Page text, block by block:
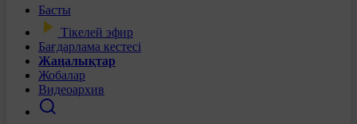
Басты
Тікелей эфир
Бағдарлама кестесі
Жаңалықтар
Жобалар
Видеоархив